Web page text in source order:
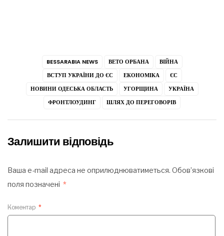
BESSARABIA NEWS ВЕТО ОРБАНА
ВІЙНА
ВСТУП УКРАЇНИ ДО ЄС
ЕКОНОМІКА
ЄС
НОВИНИ ОДЕСЬКА ОБЛАСТЬ
УГОРЩИНА
УКРАЇНА
ФРОНТЛОУДИНГ
ШЛЯХ ДО ПЕРЕГОВОРІВ
Залишити відповідь
Ваша e-mail адреса не оприлюднюватиметься. Обов’язкові
поля позначені *
Коментар *